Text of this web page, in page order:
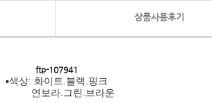
상품사용후기
ftp- 107941
▪️색상: 화이트.블랙.핑크
연보라.그린.브라운